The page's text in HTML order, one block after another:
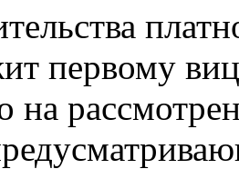
первому
на